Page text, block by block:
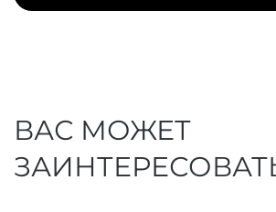
ВАС МОЖЕТ